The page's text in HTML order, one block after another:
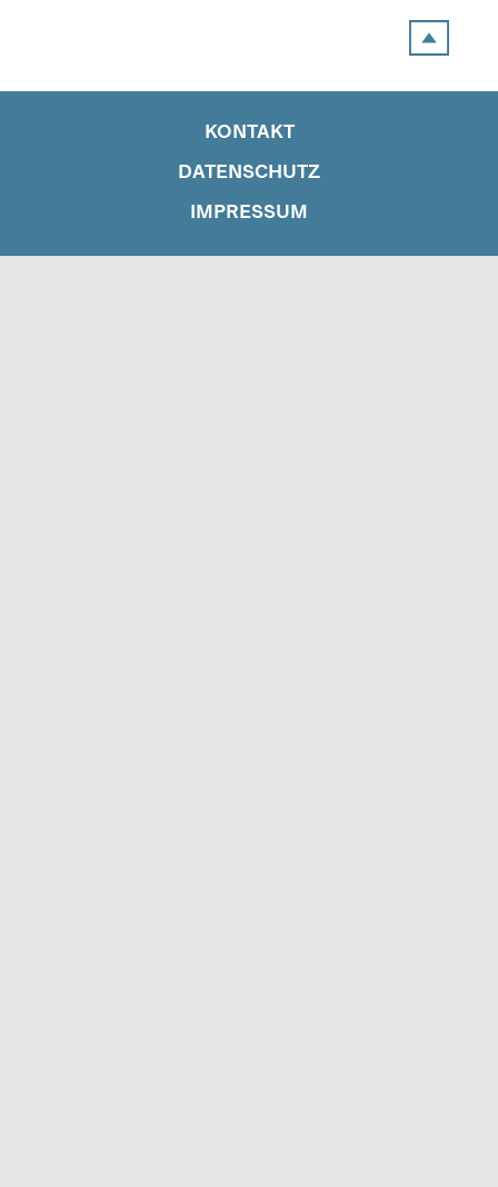
KONTAKT
DATENSCHUTZ
IMPRESSUM